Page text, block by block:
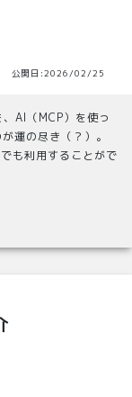
公開日:2026/02/25
AI（MCP）を使っ
運の尽き（？）。
も利用することがで